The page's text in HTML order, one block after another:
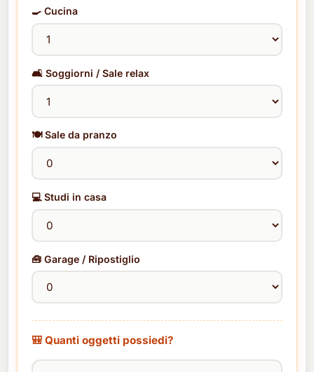
🍳 Cucina
🛋️ Soggiorni / Sale relax
🍽️ Sale da pranzo
💻 Studi in casa
🧰 Garage / Ripostiglio
🎒 Quanti oggetti possiedi?